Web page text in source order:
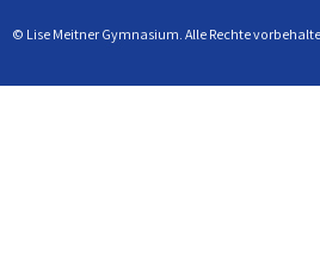
© Lise Meitner Gymnasium. Alle Rechte